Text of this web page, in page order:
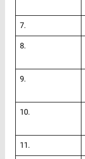
7.
8.
9.
10.
11.